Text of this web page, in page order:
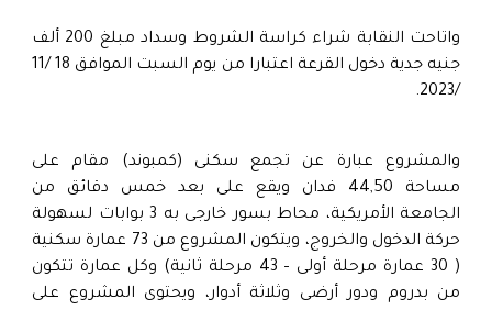
واتاحت النقابة شراء كراسة الشروط وسداد مبلغ 200 ألف
جنيه جدية دخول القرعة اعتبارا من يوم السبت الموافق 18 /11
/2023.
والمشروع عبارة عن تجمع سكنى (كمبوند) مقام على
مساحة 44,50 فدان ويقع على بعد خمس دقائق من
الجامعة الأمريكية، محاط بسور خارجى به 3 بوابات لسهولة
حركة الدخول والخروج، ويتكون المشروع من 73 عمارة سكنية
( 30 عمارة مرحلة أولى – 43 مرحلة ثانية) وكل عمارة تتكون
من بدروم ودور أرضى وثلاثة أدوار، ويحتوى المشروع على